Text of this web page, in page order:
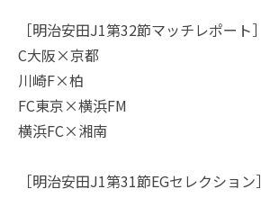
［明治安田J1第32節マッチレポート］
C大阪×京都
川崎F×柏
FC東京×横浜FM
横浜FC×湘南
［明治安田J1第31節EGセレクション］